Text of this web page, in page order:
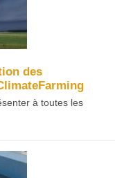
des
à toutes les